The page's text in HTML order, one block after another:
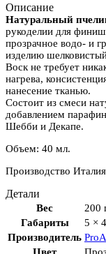
Описание
Натуральный
рукоделии для
прозрачное водо- и
изделию
Воск не требует
нагрева,
нанесение тканью.
Состоит из смеси
добавлением
Шебби и Декапе.
Объем: 40 мл.
Производство
Детали
Вес
200
Габариты
5 ×
Производитель
Цвет